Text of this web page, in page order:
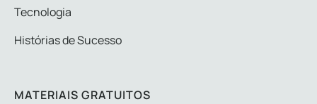
Tecnologia
Histórias de Sucesso
MATERIAIS GRATUITOS